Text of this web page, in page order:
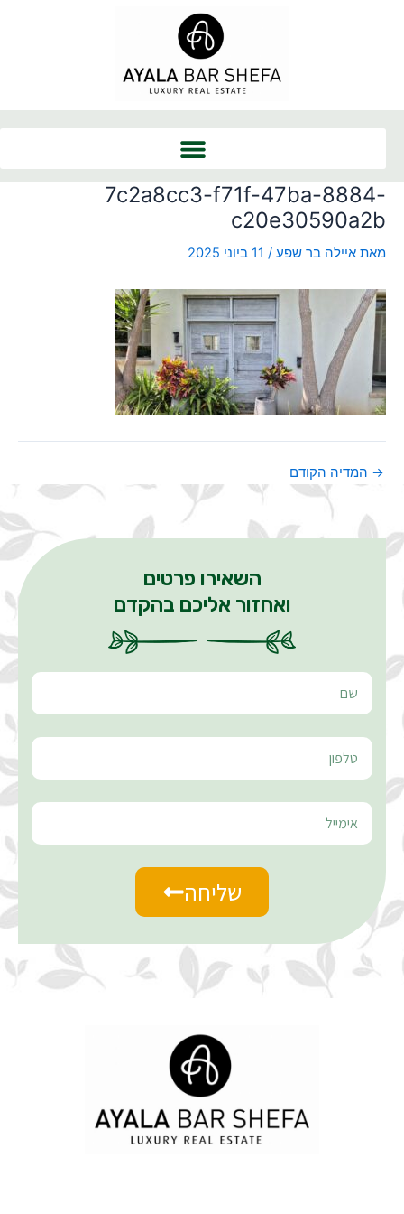
7c2a8cc3-f71f-47ba-8884-
c20e30590a2b
מאת איילה בר שפע / 11 ביוני 2025
→ המדיה הקודם
השאירו פרטים
ואחזור אליכם בהקדם
שליחה